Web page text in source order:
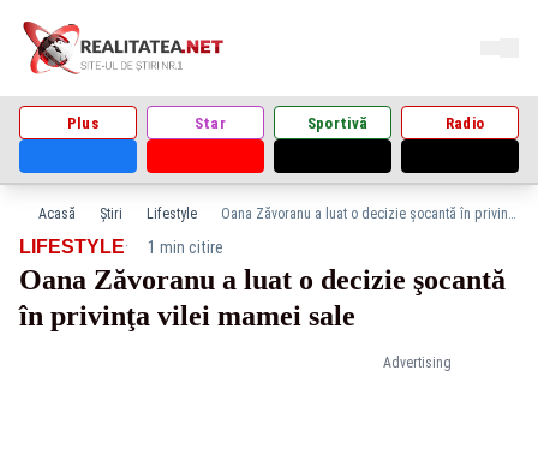
Plus Star Sportivă Radio
Acasă Știri Lifestyle Oana Zăvoranu a luat o decizie şocantă în privinţa vilei mamei sale
Advertising
LIFESTYLE· 1 min citire
Oana Zăvoranu a luat o decizie şocantă
în privinţa vilei mamei sale